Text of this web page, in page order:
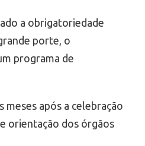
a obrigatoriedade
porte, o
programa de
meses após a celebração
orientação dos órgãos